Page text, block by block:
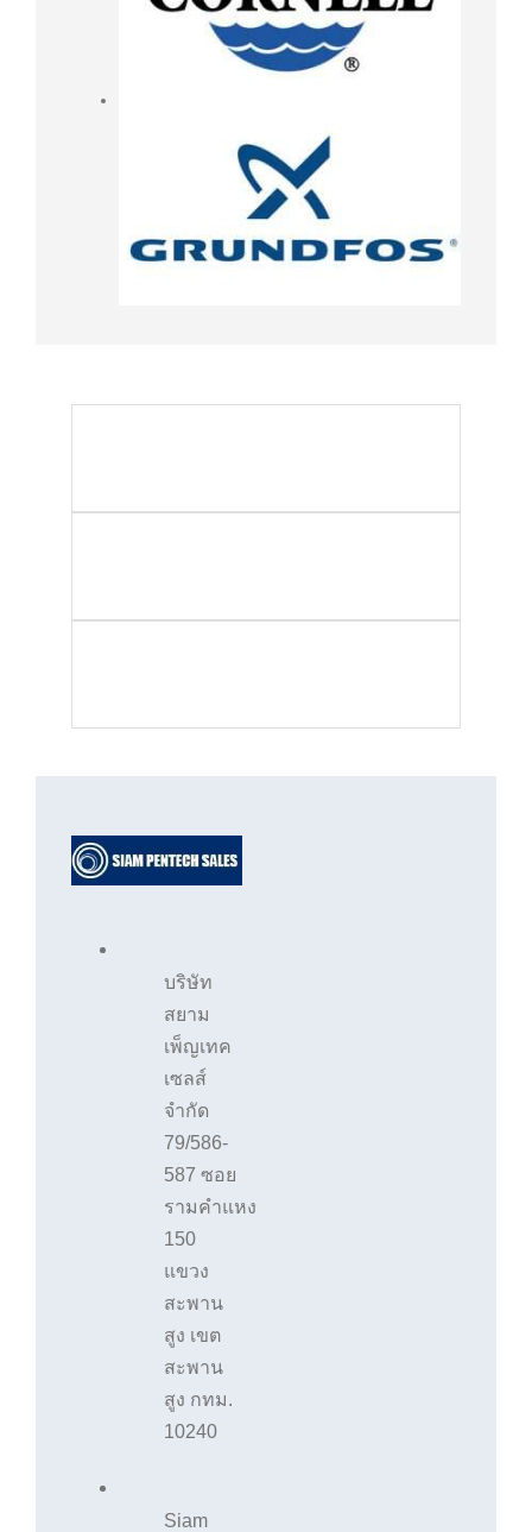
บริษัท
สยาม
เพ็ญเทค
เซลส์
จำกัด
79/586-
587 ซอย
รามคำแหง
150
แขวง
สะพาน
สูง เขต
สะพาน
สูง กทม.
10240
Siam